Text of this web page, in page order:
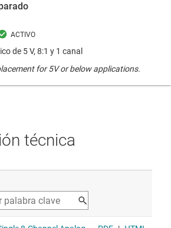
de 5 V, 8:1 y 1 canal
for 5V or below applications.
técnica